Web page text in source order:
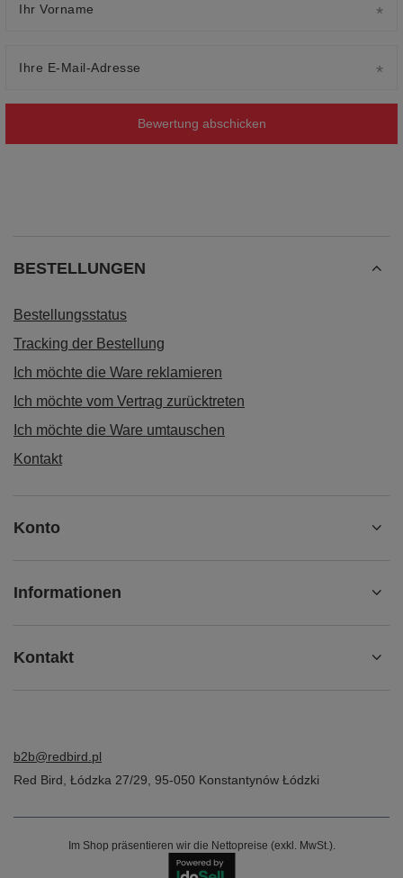
Ihr Vorname
Ihre E-Mail-Adresse
Bewertung abschicken
BESTELLUNGEN
Bestellungsstatus
Tracking der Bestellung
Ich möchte die Ware reklamieren
Ich möchte vom Vertrag zurücktreten
Ich möchte die Ware umtauschen
Kontakt
Konto
Informationen
Kontakt
b2b@redbird.pl
Red Bird Łódzka 27/29 95-050 Konstantynów Łódzki
Im Shop präsentieren wir die Nettopreise (exkl. MwSt.).